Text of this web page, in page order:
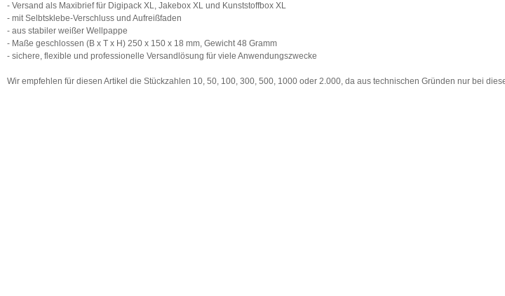
- Versand als Maxibrief für Digipack XL, Jakebox XL und Kunststoffbox XL
- mit Selbtsklebe-Verschluss und Aufreißfaden
- aus stabiler weißer Wellpappe
- Maße geschlossen (B x T x H) 250 x 150 x 18 mm, Gewicht 48 Gramm
- sichere, flexible und professionelle Versandlösung für viele Anwendungszwecke
Wir empfehlen für diesen Artikel die Stückzahlen 10, 50, 100, 300, 500, 1000 oder 2.000, da aus technischen Gründen nur bei